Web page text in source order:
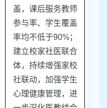
盖，课后服务教师
参与率、学生覆盖
率均不低于90%；
建立校家社医联合
体，持续增强家校
社联动，加强学生
心理健康管理，进